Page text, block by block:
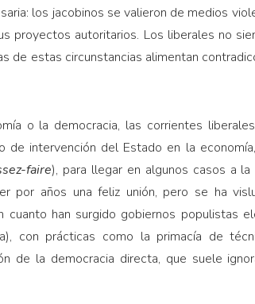
los jacobinos se valieron de medios
pro­yectos autoritarios. Los liberales no
de estas circunstancias alimentan
o la democracia, las corrientes
intervención del Estado en la
faire), para llegar en algunos casos a
por años una feliz unión, pero se ha
cuanto han surgido go­biernos populistas
con prácti­cas como la primacía de
de la democracia directa, que suele